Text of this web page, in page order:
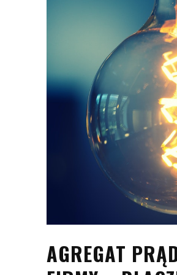
AGREGAT